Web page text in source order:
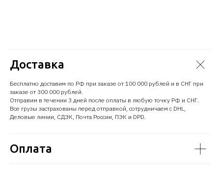
Доставка
Бесплатно доставим по РФ при заказе от 100 000 рублей и в СНГ при
заказе от 300 000 рублей.
Отправим в течении 3 дней после оплаты в любую точку РФ и СНГ.
Все грузы застрахованы перед отправкой, сотрудничаем с DHL,
Деловые линии, СДЭК, Почта России, ПЭК и DPD.
Оплата